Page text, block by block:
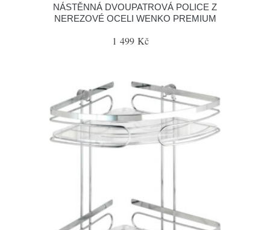
NÁSTĚNNÁ DVOUPATROVÁ POLICE Z
NEREZOVÉ OCELI WENKO PREMIUM
1 499 Kč